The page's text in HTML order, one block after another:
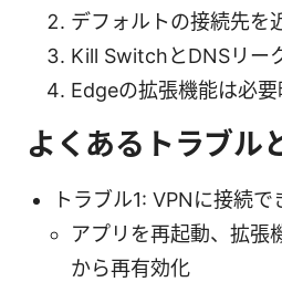
デフォルトの接続先を
Kill SwitchとDNSリー
Edgeの拡張機能は必
よくあるトラブル
トラブル1: VPNに接続で
アプリを再起動、拡張
から再有効化